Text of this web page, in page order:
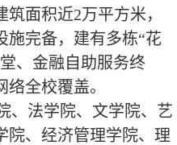
筑面积近2万平方米，
施完备，建有多栋“花
、金融自助服务终
全校覆盖。
、法学院、文学院、艺
院、经济管理学院、理